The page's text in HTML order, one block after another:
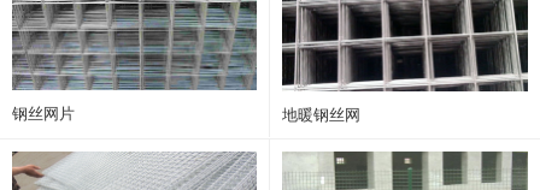
钢丝网片 地暖钢丝网